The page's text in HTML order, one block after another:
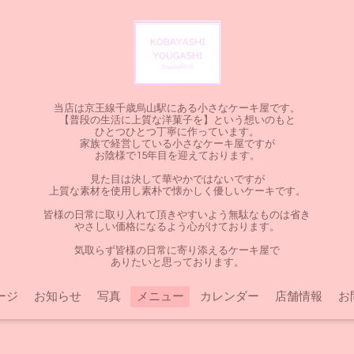
当店は京王線千歳烏山駅にある小さなケーキ屋です。
【普段の生活に上質な洋菓子を】という想いのもと
ひとつひとつ丁寧に作っています。
家族で経営している小さなケーキ屋ですが
お陰様で15年目を迎えております。
見た目は決して華やかではないですが
上質な素材を使用し素朴で懐かしく優しいケーキです。
皆様の日常に取り入れて頂きやすいよう無駄なものは省き
やさしい価格になるよう心がけております。
気取らず皆様の日常に寄り添えるケーキ屋で
ありたいと思っております。
ジ お知らせ 写真 メニュー カレンダー 店舗情報 お